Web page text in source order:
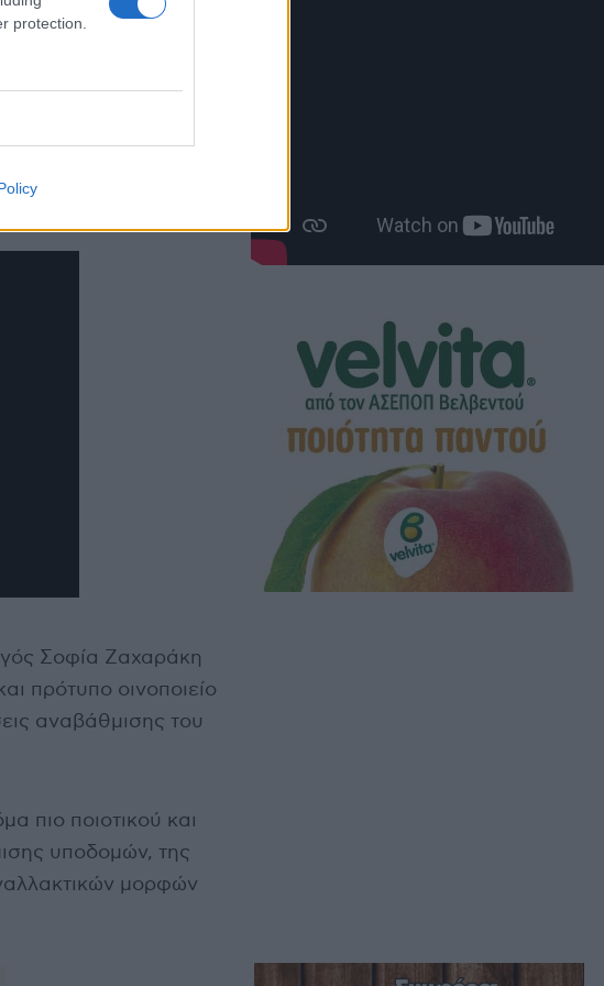
protection.
Σοφία Ζαχαράκη
πρότυπο οινοποιείο
αναβάθμισης του
πιο ποιοτικού και
υποδομών, της
μορφών